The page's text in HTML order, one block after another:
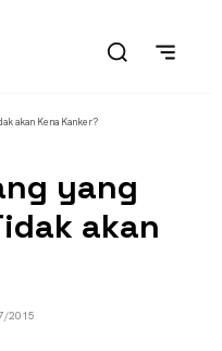
akan Kena Kanker?
yang
akan
2015